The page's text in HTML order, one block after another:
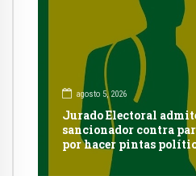
agosto 5, 2026
Jurado Electoral
sancionador contra
por hacer pintas
autorización en Cayma